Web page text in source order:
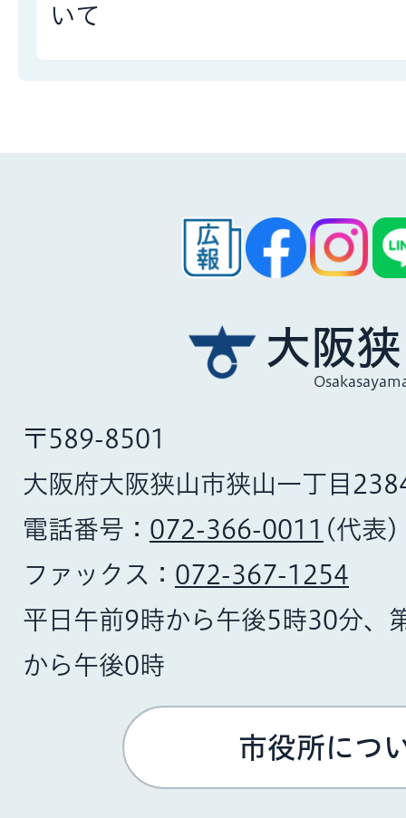
いて
大阪
〒589-8501
大阪府大阪狭山市狭山一丁目
電話番号： 072-366-0011 (代表)
ファックス： 072-367-1254
平日午前9時から午後5時30分、
から午後0時
市役所につ